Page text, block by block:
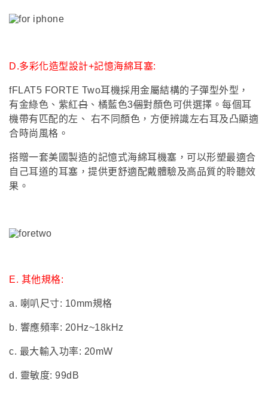
D.多彩化造型設計+記憶海綿耳塞:
fFLAT5 FORTE Two耳機採用金屬結構的子彈型外型，
有金綠色、紫紅白 、橘藍色3個對顏色可供選擇。每個耳
機帶有匹配的左、 右不同顏色，方便辨識左右耳及凸顯適
合時尚風格。
搭贈一套美國製造的記憶式海綿耳機塞，可以形塑最適合
自己耳道的耳塞，提供更舒適配戴體驗及高品質的聆聽效
果。
E. 其他規格:
a. 喇叭尺寸: 10mm規格
b. 響應頻率: 20Hz~18kHz
c. 最大輸入功率: 20mW
d. 靈敏度: 99dB